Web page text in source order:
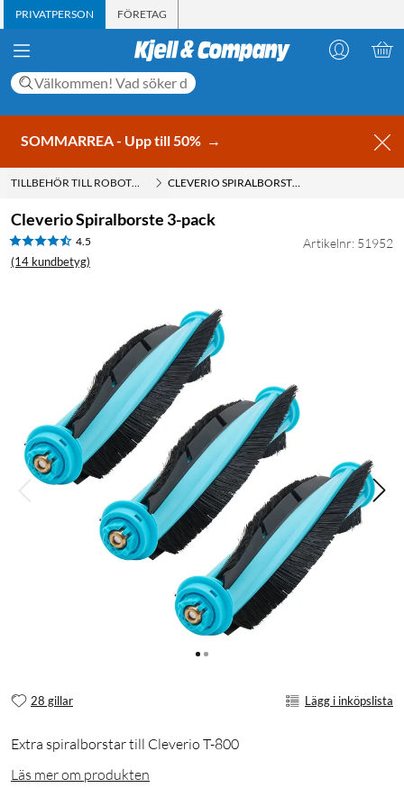
PRIVATPERSON FÖRETAG
SOMMARREA - Upp till 50% →
TILLBEHÖR TILL ROBOTDAMMSUGARE CLEVERIO SPIRALBORSTE 3-PACK
Cleverio Spiralborste 3-pack
4.5
(14 kundbetyg)
Artikelnr: 51952
28 gillar Lägg i inköpslista
Extra spiralborstar till Cleverio T-800
Läs mer om produkten